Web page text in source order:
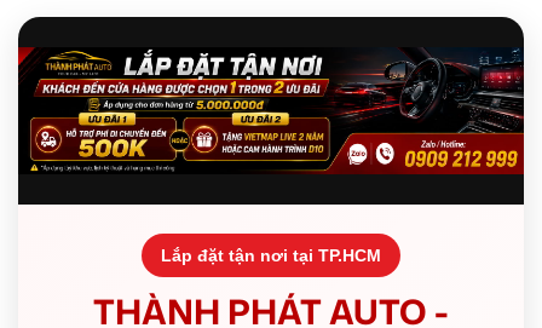
Lắp đặt tận nơi tại TP.HCM
THÀNH PHÁT AUTO -